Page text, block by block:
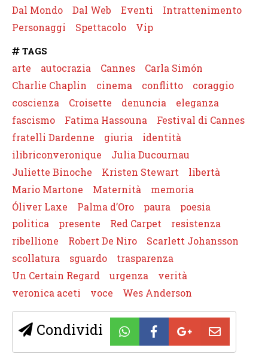
Dal Mondo Dal Web Eventi
Intrattenimento
Personaggi
Spettacolo Vip
TAGS
arte autocrazia Cannes
Carla Simón
Charlie Chaplin
cinema conflitto
coraggio
coscienza
Croisette denuncia
eleganza
fascismo
Fatima Hassouna
Festival di Cannes
fratelli Dardenne
giuria
identità
ilibriconveronique
Julia Ducournau
Juliette Binoche
Kristen Stewart
libertà
Mario Martone
Maternità
memoria
Óliver Laxe
Palma d’Oro paura
poesia
politica
presente Red Carpet
resistenza
ribellione
Robert De Niro
Scarlett Johansson
scollatura
sguardo
trasparenza
Un Certain Regard
urgenza
verità
veronica aceti
voce Wes Anderson
Condividi